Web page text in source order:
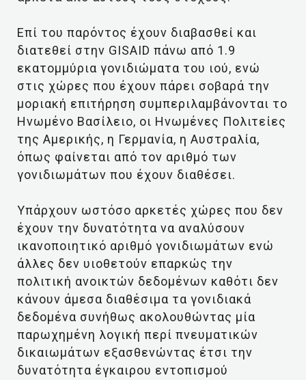
Επί του παρόντος έχουν διαβασθεί και
διατεθεί στην GISAID πάνω από 1.9
εκατομμύρια γονιδιώματα του ιού, ενώ
στις χώρες που έχουν πάρει σοβαρά την
μοριακή επιτήρηση συμπεριλαμβάνονται το
Ηνωμένο Βασίλειο, οι Ηνωμένες Πολιτείες
της Αμερικής, η Γερμανία, η Αυστραλία,
όπως φαίνεται από τον αριθμό των
γονιδιωμάτων που έχουν διαθέσει.
Υπάρχουν ωστόσο αρκετές χώρες που δεν
έχουν την δυνατότητα να αναλύσουν
ικανοποιητικό αριθμό γονιδιωμάτων ενώ
άλλες δεν υιοθετούν επαρκώς την
πολιτική ανοικτών δεδομένων καθότι δεν
κάνουν άμεσα διαθέσιμα τα γονιδιακά
δεδομένα συνήθως ακολουθώντας μία
παρωχημένη λογική περί πνευματικών
δικαιωμάτων εξασθενώντας έτσι την
δυνατότητα έγκαιρου εντοπισμού